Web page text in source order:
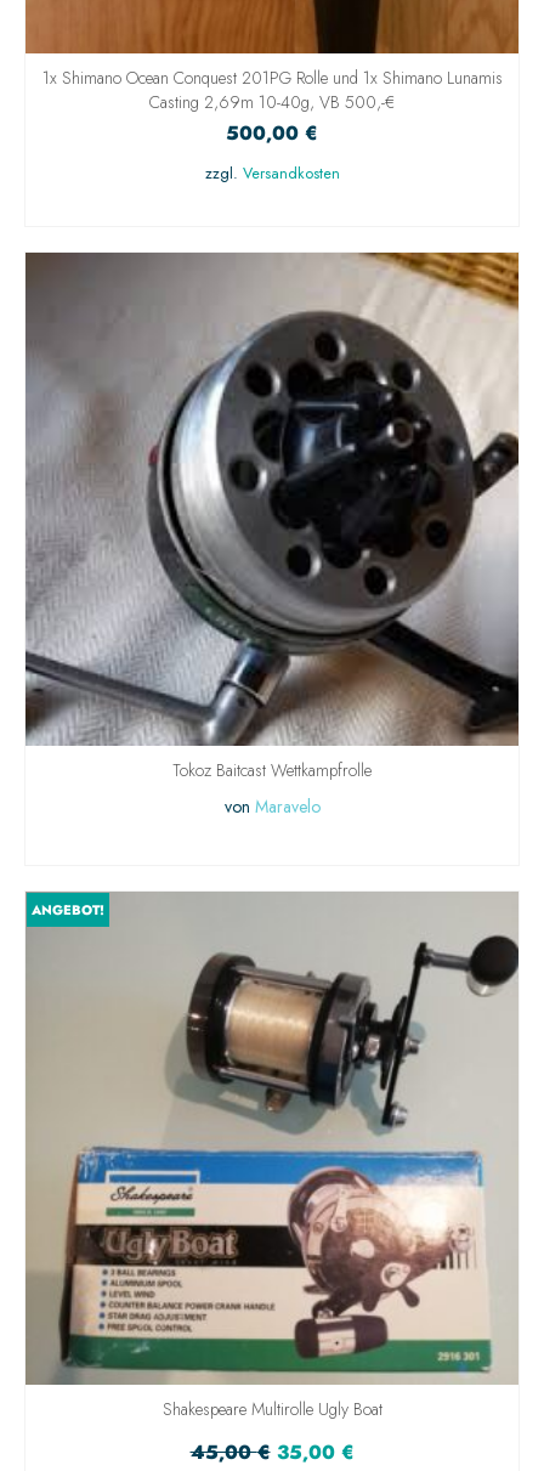
1x Shimano Ocean Conquest 201PG Rolle und 1x Shimano Lunamis
Casting 2,69m 10-40g, VB 500,-€
500,00 €
zzgl. Versandkosten
Tokoz Baitcast Wettkampfrolle
von Maravelo
ANGEBOT!
Shakespeare Multirolle Ugly Boat
45,00€ 35,00 €